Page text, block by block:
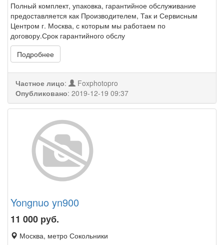
Полный комплект, упаковка, гарантийное обслуживание
предоставляется как Производителем, Так и Сервисным
Центром г. Москва, с которым мы работаем по
договору.Срок гарантийного обслу
Подробнее
Частное лицо:
Foxphotopro
Опубликовано: 2019-12-19 09:37
Yongnuo yn900
11 000 руб.
Москва, метро Сокольники